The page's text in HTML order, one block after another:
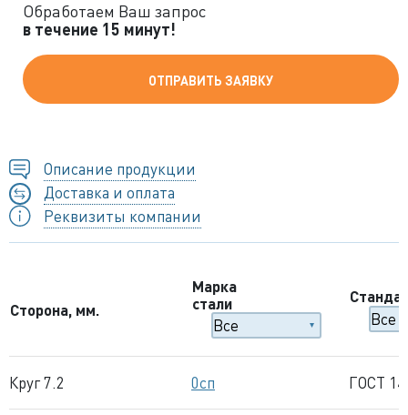
Обработаем Ваш запрос
в течение 15 минут!
ОТПРАВИТЬ ЗАЯВКУ
Описание продукции
Доставка и оплата
Реквизиты компании
Сторона, мм.
Марка
стали
Круг 7.2 0сп ГОСТ